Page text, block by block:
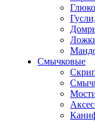
Смычковые